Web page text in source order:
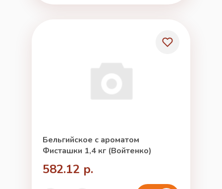
Бельгийское с ароматом
Фисташки 1,4 кг (Войтенко)
582.12 р.